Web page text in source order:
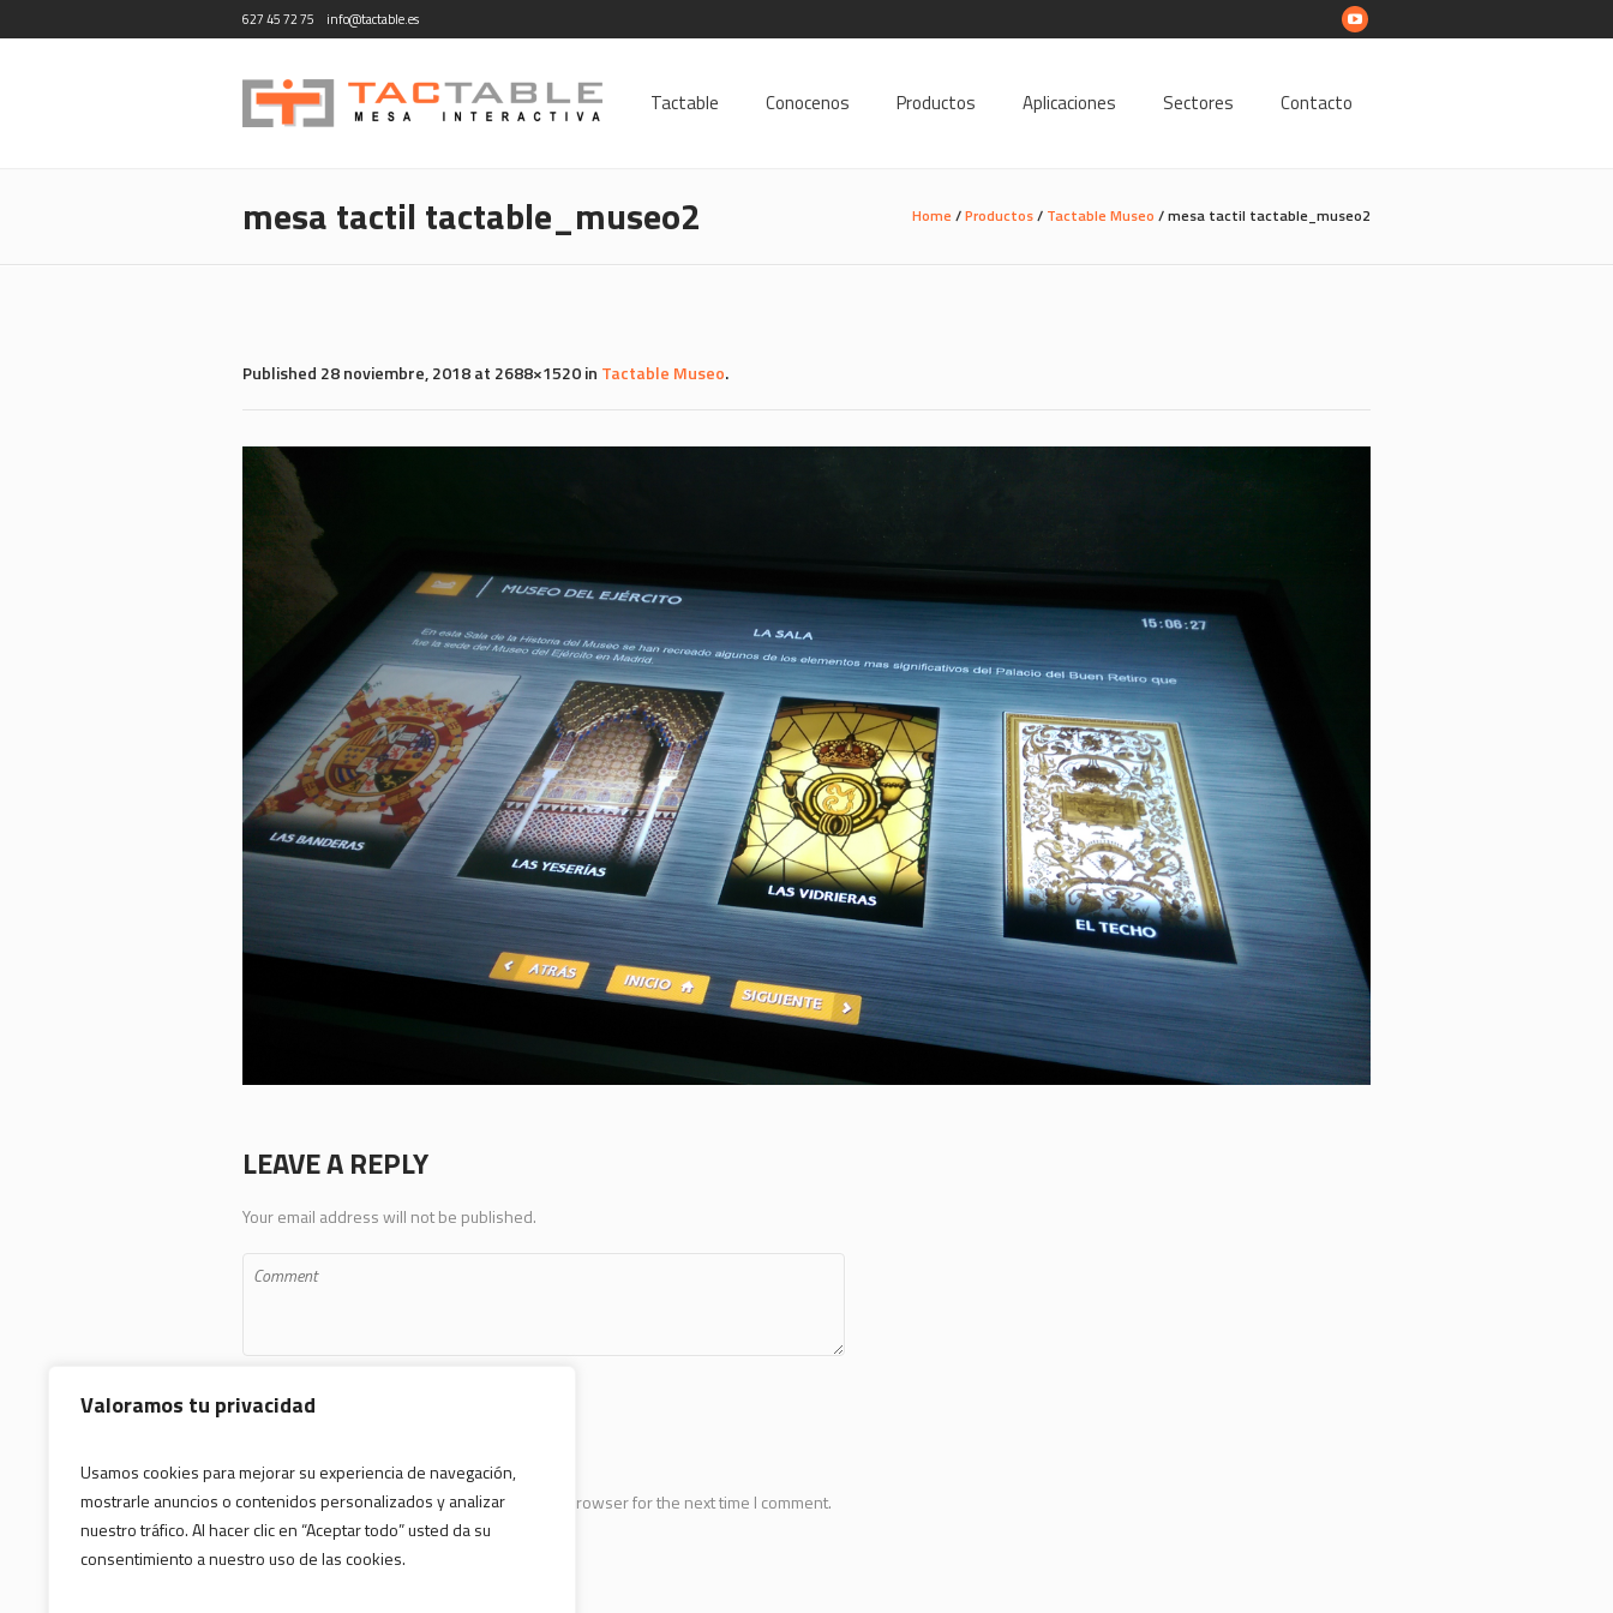
Valoramos tu privacidad
Usamos cookies para mejorar su experiencia de navegación,
mostrarle anuncios o contenidos personalizados y analizar
nuestro tráfico. Al hacer clic en “Aceptar todo” usted da su
consentimiento a nuestro uso de las cookies.
627 45 72 75 info@tactable.es
Tactable Conocenos Productos Aplicaciones Sectores Contacto
mesa tactil tactable_museo2 Home /Productos/ Tactable Museo /mesa tactil tactable_museo2
Published 28 noviembre, 2018at 2688×1520 in Tactable Museo.
LEAVE A REPLY
Your email address will not be published.
Save my name, email, and website in this browser for the next time I comment.